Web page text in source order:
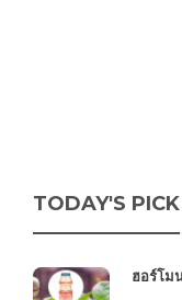
TODAY'S PICK
ฮอร์โม